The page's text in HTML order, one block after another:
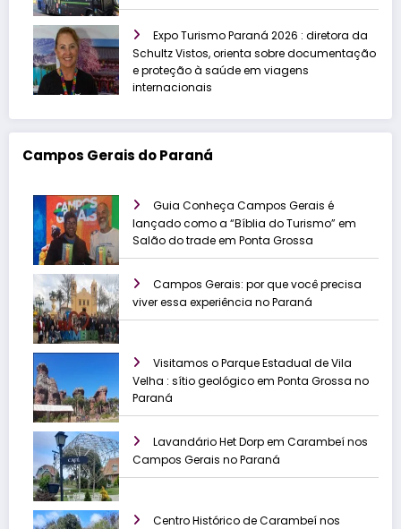
Expo Turismo Paraná 2026 : diretora da
Schultz Vistos, orienta sobre documentação
e proteção à saúde em viagens
internacionais
Campos Gerais do Paraná
Guia Conheça Campos Gerais é
lançado como a “Bíblia do Turismo” em
Salão do trade em Ponta Grossa
Campos Gerais: por que você precisa
viver essa experiência no Paraná
Visitamos o Parque Estadual de Vila
Velha : sítio geológico em Ponta Grossa no
Paraná
Lavandário Het Dorp em Carambeí nos
Campos Gerais no Paraná
Centro Histórico de Carambeí nos